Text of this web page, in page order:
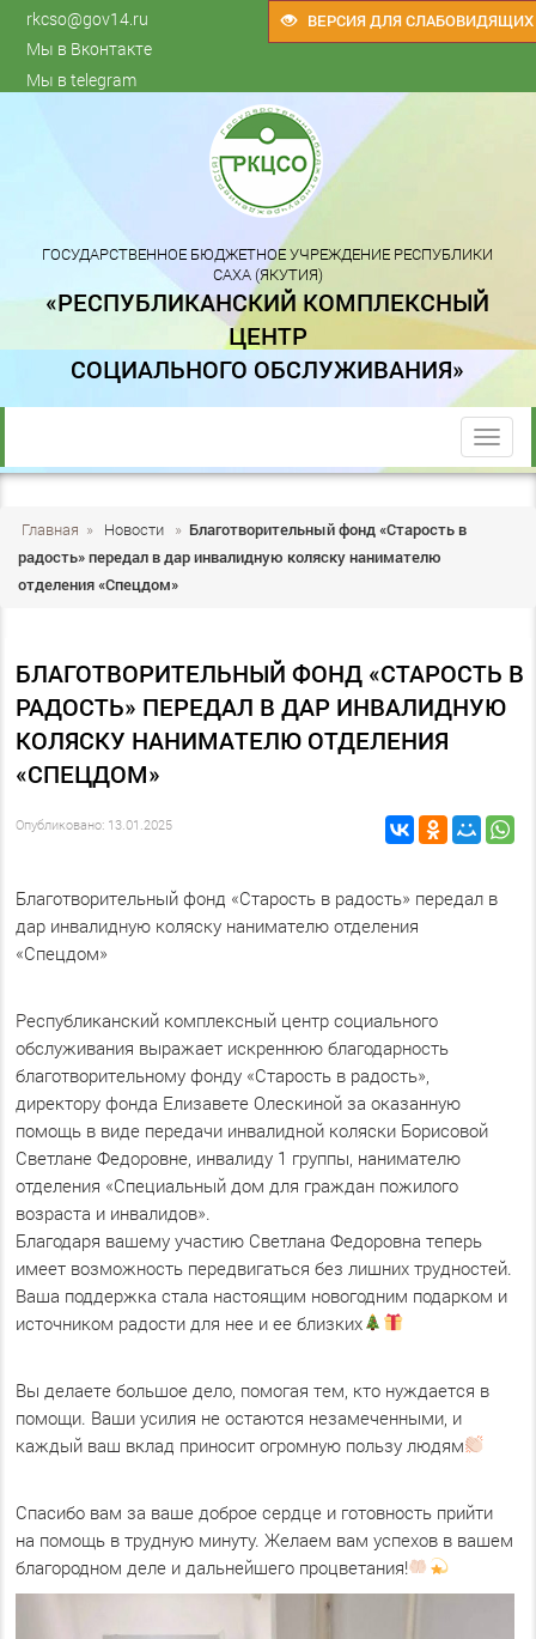
ВЕРСИЯ ДЛЯ СЛАБОВИДЯЩИХ
rkcso@gov14.ru
Мы в Вконтакте
Мы в telegram
ГОСУДАРСТВЕННОЕ БЮДЖЕТНОЕ УЧРЕЖДЕНИЕ РЕСПУБЛИКИ
САХА (ЯКУТИЯ)
«РЕСПУБЛИКАНСКИЙ КОМПЛЕКСНЫЙ
ЦЕНТР
СОЦИАЛЬНОГО ОБСЛУЖИВАНИЯ»
trk
Главная » Новости » Благотворительный фонд «Старость в
радость» передал в дар инвалидную коляску нанимателю
отделения «Спецдом»️
БЛАГОТВОРИТЕЛЬНЫЙ ФОНД «СТАРОСТЬ В
РАДОСТЬ» ПЕРЕДАЛ В ДАР ИНВАЛИДНУЮ
КОЛЯСКУ НАНИМАТЕЛЮ ОТДЕЛЕНИЯ
«СПЕЦДОМ»️
Опубликовано: 13.01.2025
Благотворительный фонд «Старость в радость» передал в
дар инвалидную коляску нанимателю отделения
«Спецдом»️
Республиканский комплексный центр социального
обслуживания выражает искреннюю благодарность
благотворительному фонду «Старость в радость»,
директору фонда Елизавете Олескиной за оказанную
помощь в виде передачи инвалидной коляски Борисовой
Светлане Федоровне, инвалиду 1 группы, нанимателю
отделения «Специальный дом для граждан пожилого
возраста и инвалидов».
Благодаря вашему участию Светлана Федоровна теперь
имеет возможность передвигаться без лишних трудностей.
Ваша поддержка стала настоящим новогодним подарком и
источником радости для нее и ее близких
Вы делаете большое дело, помогая тем, кто нуждается в
помощи. Ваши усилия не остаются незамеченными, и
каждый ваш вклад приносит огромную пользу людям
Спасибо вам за ваше доброе сердце и готовность прийти
на помощь в трудную минуту. Желаем вам успехов в вашем
благородном деле и дальнейшего процветания!